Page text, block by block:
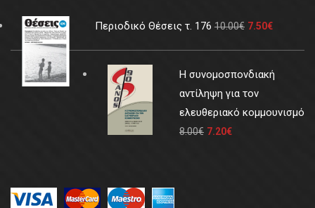
Περιοδικό Θέσεις τ. 176 10.00€ 7.50€
Η συνομοσπονδιακή
αντίληψη για τον
ελευθεριακό κομμουνισμό
8.00€ 7.20€